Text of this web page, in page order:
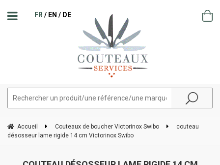
FR EN DE
Accueil Couteaux de boucher Victorinox Swibo
couteau
désosseur lame rigide 14 cm Victorinox Swibo